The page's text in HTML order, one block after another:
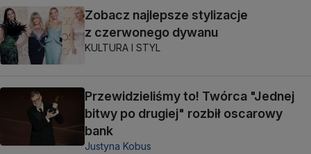
Zobacz najlepsze stylizacje
z czerwonego dywanu
KULTURA I STYL
Przewidzieliśmy to! Twórca "Jednej
bitwy po drugiej" rozbił oscarowy
bank
Justyna Kobus